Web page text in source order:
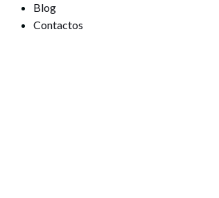
Blog
Contactos